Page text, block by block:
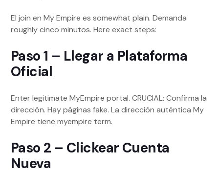
El join en My Empire es somewhat plain. Demanda
roughly cinco minutos. Here exact steps:
Paso 1 – Llegar a Plataforma
Oficial
Enter legitimate MyEmpire portal. CRUCIAL: Confirma la
dirección. Hay páginas fake. La dirección auténtica My
Empire tiene myempire term.
Paso 2 – Clickear Cuenta
Nueva